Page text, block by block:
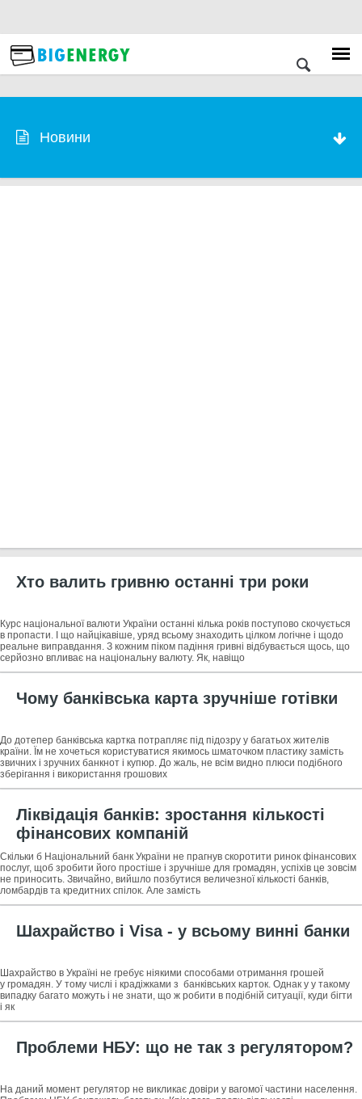
Новини
Хто валить гривню останні три роки
Курс національної валюти України останні кілька років поступово скочується
в пропасти. І що найцікавіше, уряд всьому знаходить цілком логічне і щодо
реальне виправдання. З кожним піком падіння гривні відбувається щось, що
серйозно впливає на національну валюту. Як, навіщо
Чому банківська карта зручніше готівки
До дотепер банківська картка потрапляє під підозру у багатьох жителів
країни. Їм не хочеться користуватися якимось шматочком пластику замість
звичних і зручних банкнот і купюр. До жаль, не всім видно плюси подібного
зберігання і використання грошових
Ліквідація банків: зростання кількості
фінансових компаній
Скільки б Національний банк України не прагнув скоротити ринок фінансових
послуг, щоб зробити його простіше і зручніше для громадян, успіхів це зовсім
не приносить. Звичайно, вийшло позбутися величезної кількості банків,
ломбардів та кредитних спілок. Але замість
Шахрайство і Visa - у всьому винні банки
Шахрайство в Україні не гребує ніякими способами отримання грошей
у громадян. У тому числі і крадіжками з банківських карток. Однак у у такому
випадку багато можуть і не знати, що ж робити в подібній ситуації, куди бігти
і як
Проблеми НБУ: що не так з регулятором?
На даний момент регулятор не викликає довіри у вагомої частини населення.